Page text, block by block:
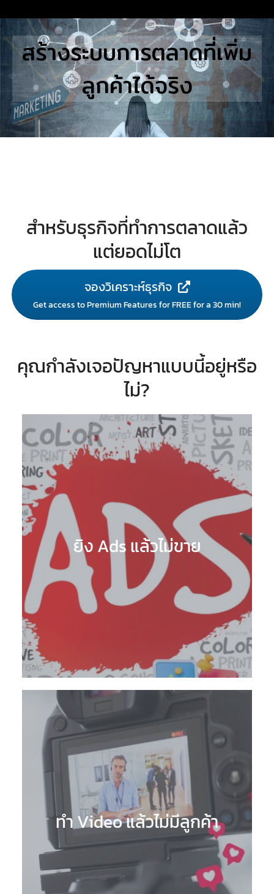
to
content
STUDIES
Search
for:สร้างระบบการตลาดที่เพิ่ม
ลูกค้าได้จริง
สำหรับธุรกิจที่ทำการตลาดแล้ว
แต่ยอดไม่โต
จองวิเคราะห์ธุรกิจ
Get access to Premium Features for FREE for a 30 min!
คุณกำลังเจอปัญหาแบบนี้อยู่หรือ
ไม่?
ยิง Ads แล้วไม่ขาย
ทำ Video แล้วไม่มีลูกค้า